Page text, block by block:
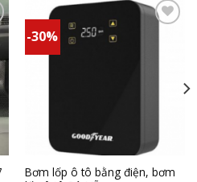
-30%
Bơm lốp ô tô bằng điện, bơm